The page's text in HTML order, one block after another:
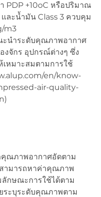
PDP +10oC หรือปริมาณ
ละน้ำมัน Class 3 ควบคุม
m3
ะนำระดับคุณภาพอากาศ
งจักร อุปกรณ์ต่างๆ ซึ่ง
เหมาะสมตามการใช้
en/know-
air-quality-
คุณภาพอากาศอัดตาม
สามารถหาค่าคุณภาพ
กษณะการใช้ได้ตาม
ระบุระดับคุณภาพตาม